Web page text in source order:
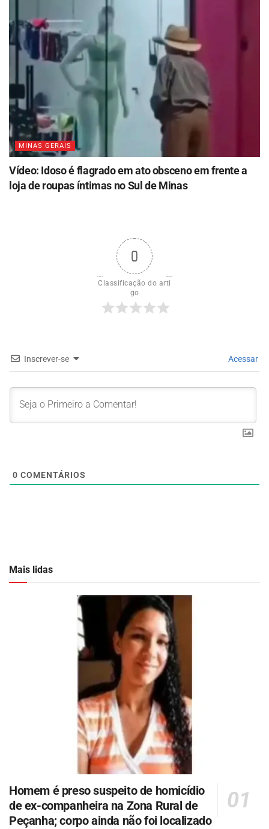
MINAS GERAIS
Vídeo: Idoso é flagrado em ato obsceno em frente a
loja de roupas íntimas no Sul de Minas
0
Classificação do arti
go
Inscrever-se Acessar
0 COMENTÁRIOS
Mais lidas
Homem é preso suspeito de homicídio
de ex-companheira na Zona Rural de
Peçanha; corpo ainda não foi localizado